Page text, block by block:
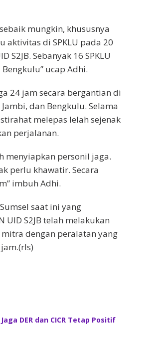
mungkin, khususnya
di SPKLU pada 20
S2JB. Sebanyak 16 SPKLU
ucap Adhi.
24 jam secara bergantian di
dan Bengkulu. Selama
melepas lelah sejenak
perjalanan.
menyiapkan personil jaga.
perlu khawatir. Secara
imbuh Adhi.
saat ini yang
UID S2JB telah melakukan
dengan peralatan yang
DER dan CICR Tetap Positif